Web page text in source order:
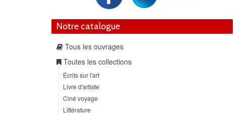
Notre catalogue
Tous les ouvrages
Toutes les collections
Écrits sur l'art
Livre d'artiste
Ciné voyage
Littérature